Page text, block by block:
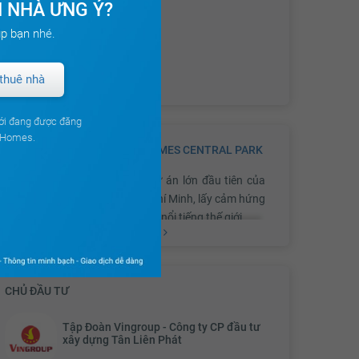
VINHOMES CENTRAL PARK
là dự án lớn đầu tiên của
Vingroup tại Thành phố Hồ Chí Minh, lấy cảm hứng
từ khu Central Park New York nổi tiếng thế giới.
Vinhomes Central Park ở
đâu?
Sở hữu mặt tiền trải dài hơn 1km bên bờ sông Sài
CHỦ ĐẦU TƯ
Tập Đoàn Vingroup - Công ty CP đầu tư
xây dựng Tân Liên Phát
NHÀ ƯNG Ý?
bạn nhé.
nhà
đang được đăng